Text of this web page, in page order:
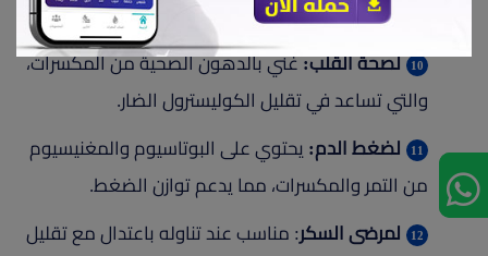
الفوائد العامة:
لصحة القلب:غني بالدهون الصحية من المكسرات،
والتي تساعد في تقليل الكوليسترول الضار.
لضغط الدم: يحتوي على البوتاسيوم والمغنيسيوم
من التمر والمكسرات، مما يدعم توازن الضغط.
لمرضى السكر : مناسب عند تناوله باعتدال مع تقليل